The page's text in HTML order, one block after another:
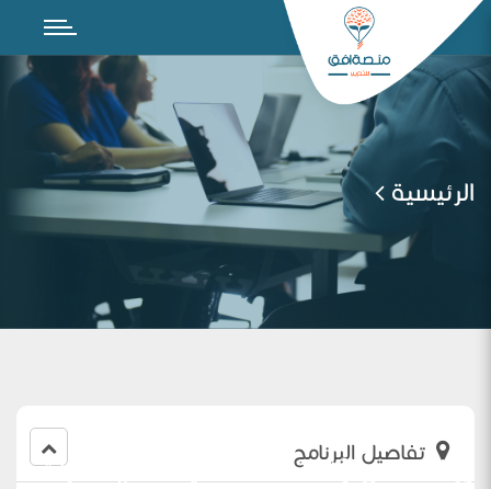
الرئيسية
ورشه عمل (الانشطه الصفيه لدمج مهارات
تفاصيل البرنامج